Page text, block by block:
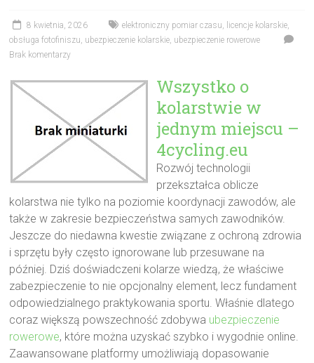
8 kwietnia, 2026 elektroniczny pomiar czasu, licencje kolarskie,
obsługa fotofiniszu, ubezpieczenie kolarskie, ubezpieczenie rowerowe
Brak komentarzy
Wszystko o
kolarstwie w
jednym miejscu –
4cycling.eu
Rozwój technologii
przekształca oblicze
kolarstwa nie tylko na poziomie koordynacji zawodów, ale
także w zakresie bezpieczeństwa samych zawodników.
Jeszcze do niedawna kwestie związane z ochroną zdrowia
i sprzętu były często ignorowane lub przesuwane na
później. Dziś doświadczeni kolarze wiedzą, że właściwe
zabezpieczenie to nie opcjonalny element, lecz fundament
odpowiedzialnego praktykowania sportu. Właśnie dlatego
coraz większą powszechność zdobywa ubezpieczenie
rowerowe, które można uzyskać szybko i wygodnie online.
Zaawansowane platformy umożliwiają dopasowanie